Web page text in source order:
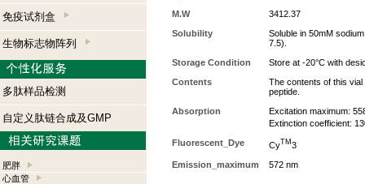
免疫试剂盒
生物标志物阵列
多肽样品检测
自定义肽链合成及GMP
肥胖
心血管
M.W
3412.37
Solubility
Soluble in 50mM
7.5).
Storage Condition
Store at -20°C with
Contents
The contents of this
peptide.
Absorption
Excitation maximum:
Extinction coefficient:
Fluorescent_Dye CyTM 3
Emission_maximum 572 nm